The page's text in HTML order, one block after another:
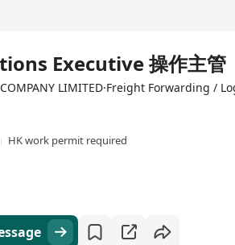
Executive 操作主管
LIMITED·Freight Forwarding /
HK work permit required